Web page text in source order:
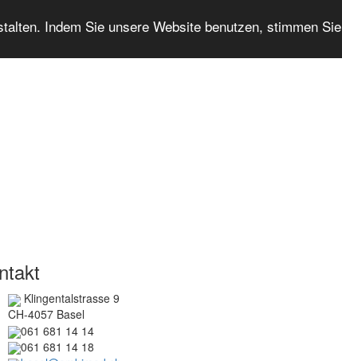
Indem Sie unsere Website benutzen, stimmen Sie
Klingentalstrasse 9
CH-4057 Basel
061 681 14 14
061 681 14 18